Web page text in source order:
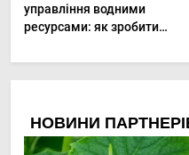
управління водними
ресурсами: як зробити
до посухи